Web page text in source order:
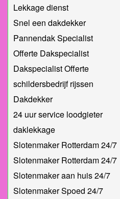
Lekkage dienst
Snel een dakdekker
Pannendak Specialist
Offerte Dakspecialist
Dakspecialist Offerte
schildersbedrijf rijssen
Dakdekker
24 uur service loodgieter
daklekkage
Slotenmaker Rotterdam 24/7
Slotenmaker Rotterdam 24/7
Slotenmaker aan huis 24/7
Slotenmaker Spoed 24/7